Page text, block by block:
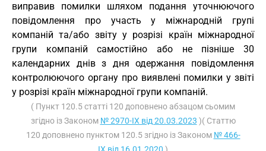
виправив помилки шляхом подання уточнюючого
повідомлення про участь у міжнародній групі
компаній та/або звіту у розрізі країн міжнародної
групи компаній самостійно або не пізніше 30
календарних днів з дня одержання повідомлення
контролюючого органу про виявлені помилки у звіті
у розрізі країн міжнародної групи компаній.
( Пункт 120.5 статті 120 доповнено абзацом сьомим
згідно із Законом № 2970-IX від 20.03.2023 )( Статтю
120 доповнено пунктом 120.5 згідно із Законом № 466-